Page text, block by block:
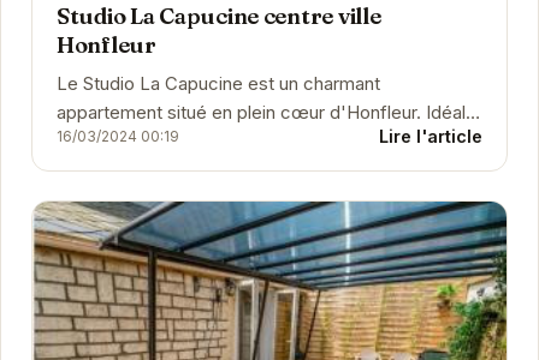
Studio La Capucine centre ville
Honfleur
Le Studio La Capucine est un charmant
appartement situé en plein cœur d'Honfleur. Idéal
pour un couple ou une petite famille, il offre un
espace...
16/03/2024 00:19 Lire l'article